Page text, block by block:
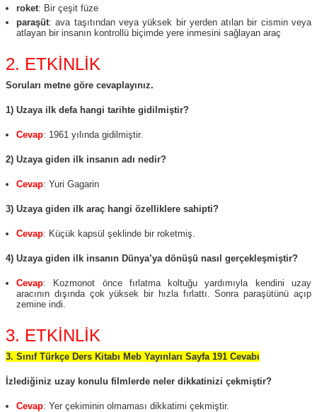
roket: Bir çeşit füze
paraşüt: ava taşıtından veya yüksek bir yerden atılan bir cismin veya
atlayan bir insanın kontrollü biçimde yere inmesini sağlayan araç
2. ETKİNLİK
Soruları metne göre cevaplayınız.
1) Uzaya ilk defa hangi tarihte gidilmiştir?
Cevap: 1961 yılında gidilmiştir.
2) Uzaya giden ilk insanın adı nedir?
Cevap: Yuri Gagarin
3) Uzaya giden ilk araç hangi özelliklere sahipti?
Cevap: Küçük kapsül şeklinde bir roketmiş.
4) Uzaya giden ilk insanın Dünya’ya dönüşü nasıl gerçekleşmiştir?
Cevap: Kozmonot önce fırlatma koltuğu yardımıyla kendini uzay
aracının dışında çok yüksek bir hızla fırlattı. Sonra paraşütünü açıp
zemine indi.
3. ETKİNLİK
3. Sınıf Türkçe Ders Kitabı Meb Yayınları Sayfa 191 Cevabı
İzlediğiniz uzay konulu filmlerde neler dikkatinizi çekmiştir?
Cevap: Yer çekiminin olmaması dikkatimi çekmiştir.